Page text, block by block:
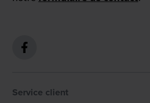
Service client